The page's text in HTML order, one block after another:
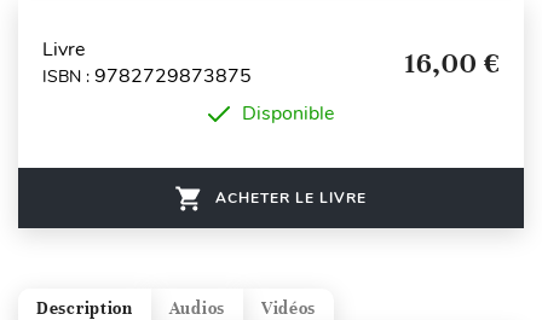
Livre
ISBN : 9782729873875 16,00 €
Disponible
ACHETER LE LIVRE
Vidéos
Audios
Description